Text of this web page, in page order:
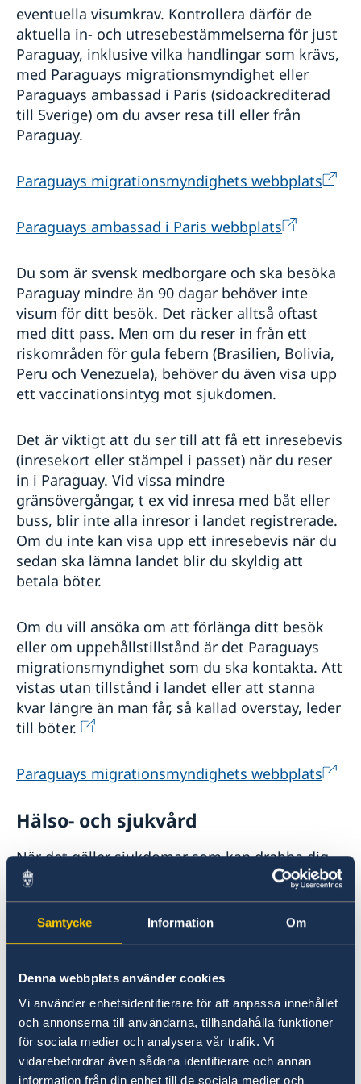
Samtycke Information Om
Denna webbplats använder cookies
Vi använder enhetsidentifierare för att anpassa innehållet
och annonserna till användarna, tillhandahålla funktioner
för sociala medier och analysera vår trafik. Vi
vidarebefordrar även sådana identifierare och annan
information från din enhet till de sociala medier och
eventuella visumkrav. Kontrollera därför de
aktuella in- och utresebestämmelserna för just
Paraguay, inklusive vilka handlingar som krävs,
med Paraguays migrationsmyndighet eller
Paraguays ambassad i Paris (sidoackrediterad
till Sverige) om du avser resa till eller från
Paraguay.
Paraguays migrationsmyndighets webbplats
Paraguays ambassad i Paris webbplats
Du som är svensk medborgare och ska besöka
Paraguay mindre än 90 dagar behöver inte
visum för ditt besök. Det räcker alltså oftast
med ditt pass. Men om du reser in från ett
riskområden för gula febern (Brasilien, Bolivia,
Peru och Venezuela), behöver du även visa upp
ett vaccinationsintyg mot sjukdomen.
Det är viktigt att du ser till att få ett inresebevis
(inresekort eller stämpel i passet) när du reser
in i Paraguay. Vid vissa mindre
gränsövergångar, t ex vid inresa med båt eller
buss, blir inte alla inresor i landet registrerade.
Om du inte kan visa upp ett inresebevis när du
sedan ska lämna landet blir du skyldig att
betala böter.
Om du vill ansöka om att förlänga ditt besök
eller om uppehållstillstånd är det Paraguays
migrationsmyndighet som du ska kontakta. Att
vistas utan tillstånd i landet eller att stanna
kvar längre än man får, så kallad overstay, leder
till böter.
Paraguays migrationsmyndighets webbplats
Hälso- och sjukvård
När det gäller sjukdomar som kan drabba dig
utomlands har du själv ett ansvar för din hälsa
och eventuella behandling. Det är därför viktigt
att du ser över ditt försäkringsskydd innan du
sjukdom. Kontakta ditt försäkringsbolags
larmcentral om du behöver sjukvård under
resan.
I Paraguay finns sjukhus som kan ge